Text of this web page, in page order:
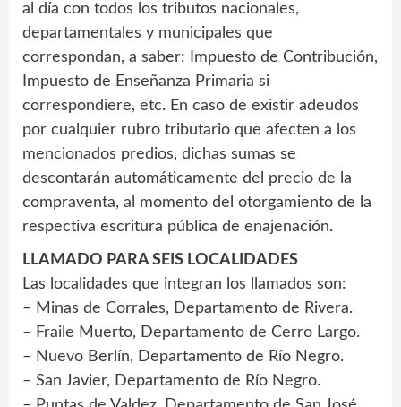
al día con todos los tributos nacionales,
departamentales y municipales que
correspondan, a saber: Impuesto de Contribución,
Impuesto de Enseñanza Primaria si
correspondiere, etc. En caso de existir adeudos
por cualquier rubro tributario que afecten a los
mencionados predios, dichas sumas se
descontarán automáticamente del precio de la
compraventa, al momento del otorgamiento de la
respectiva escritura pública de enajenación.
LLAMADO PARA SEIS LOCALIDADES
Las localidades que integran los llamados son:
– Minas de Corrales, Departamento de Rivera.
– Fraile Muerto, Departamento de Cerro Largo.
– Nuevo Berlín, Departamento de Río Negro.
– San Javier, Departamento de Río Negro.